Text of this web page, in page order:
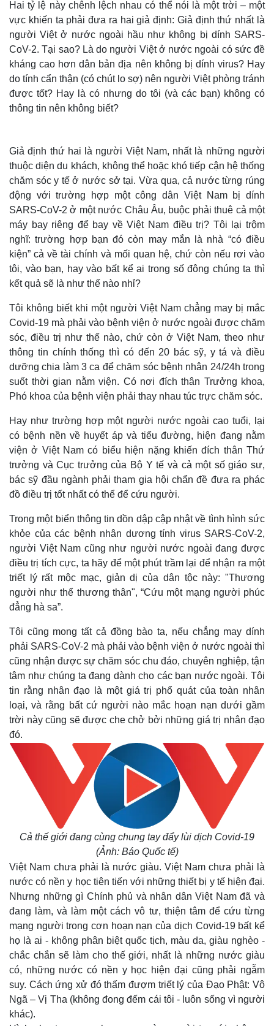
Quan sát
Cuộc sống đó đây
Hồ sơ
Video
Ảnh
E-Magazine
Infographic
Kinh tế
Bất động sản
Khởi nghiệp
Thị trường
Giá vàng
Tiêu dùng
Chứng khoán
Giá cà phê
Pháp luật
Vụ án
Tin nóng
Tư vấn luật
Quân sự - Quốc phòng
Vũ khí
Việt Nam
Phân tích
Hai tỷ lệ này chênh lệch nhau có thể nói là một trời – một
vực khiến ta phải đưa ra hai giả định: Giả định thứ nhất là
người Việt ở nước ngoài hầu như không bị dính SARS-
CoV-2. Tại sao? Là do người Việt ở nước ngoài có sức đề
kháng cao hơn dân bản địa nên không bị dính virus? Hay
do tính cẩn thận (có chút lo sợ) nên người Việt phòng tránh
được tốt? Hay là có nhưng do tôi (và các bạn) không có
thông tin nên không biết?
Giả định thứ hai là người Việt Nam, nhất là những người
thuộc diện du khách, không thể hoặc khó tiếp cận hệ thống
chăm sóc y tế ở nước sở tại. Vừa qua, cả nước từng rúng
động với trường hợp một công dân Việt Nam bị dính
SARS-CoV-2 ở một nước Châu Âu, buộc phải thuê cả một
máy bay riêng để bay về Việt Nam điều trị? Tôi lại trộm
nghĩ: trường hợp bạn đó còn may mắn là nhà “có điều
kiện” cả về tài chính và mối quan hệ, chứ còn nếu rơi vào
tôi, vào bạn, hay vào bất kể ai trong số đông chúng ta thì
kết quả sẽ là như thế nào nhỉ?
Tôi không biết khi một người Việt Nam chẳng may bị mắc
Covid-19 mà phải vào bệnh viện ở nước ngoài được chăm
sóc, điều trị như thế nào, chứ còn ở Việt Nam, theo như
thông tin chính thống thì có đến 20 bác sỹ, y tá và điều
dưỡng chia làm 3 ca để chăm sóc bệnh nhân 24/24h trong
suốt thời gian nằm viện. Có nơi đích thân Trưởng khoa,
Phó khoa của bệnh viện phải thay nhau túc trực chăm sóc.
Hay như trường hợp một người nước ngoài cao tuổi, lại
có bệnh nền về huyết áp và tiểu đường, hiện đang nằm
viện ở Việt Nam có biểu hiện nặng khiến đích thân Thứ
trưởng và Cục trưởng của Bộ Y tế và cả một số giáo sư,
bác sỹ đầu ngành phải tham gia hội chẩn đề đưa ra phác
đồ điều trị tốt nhất có thể để cứu người.
Trong một biển thông tin dồn dập cập nhật về tình hình sức
khỏe của các bệnh nhân dương tính virus SARS-CoV-2,
người Việt Nam cũng như người nước ngoài đang được
điều trị tích cực, ta hãy để một phút trầm lại để nhận ra một
triết lý rất mộc mạc, giản dị của dân tộc này: "Thương
người như thể thương thân", “Cứu một mạng người phúc
đẳng hà sa”.
Tôi cũng mong tất cả đồng bào ta, nếu chẳng may dính
phải SARS-CoV-2 mà phải vào bệnh viện ở nước ngoài thì
cũng nhận được sự chăm sóc chu đáo, chuyên nghiệp, tận
tâm như chúng ta đang dành cho các bạn nước ngoài. Tôi
tin rằng nhân đạo là một giá trị phổ quát của toàn nhân
loại, và rằng bất cứ người nào mắc hoạn nạn dưới gầm
trời này cũng sẽ được che chở bởi những giá trị nhân đạo
đó.
Cả thế giới đang cùng chung tay đẩy lùi dịch Covid-19
(Ảnh: Báo Quốc tế)
Việt Nam chưa phải là nước giàu. Việt Nam chưa phải là
nước có nền y học tiên tiến với những thiết bị y tế hiện đại.
Nhưng những gì Chính phủ và nhân dân Việt Nam đã và
đang làm, và làm một cách vô tư, thiện tâm để cứu từng
mạng người trong cơn hoạn nạn của dịch Covid-19 bất kể
họ là ai - không phân biệt quốc tịch, màu da, giàu nghèo -
chắc chắn sẽ làm cho thế giới, nhất là những nước giàu
có, những nước có nền y học hiện đại cũng phải ngẫm
suy. Cách ứng xử đó thấm đượm triết lý của Đạo Phật: Vô
Ngã – Vị Tha (không đong đếm cái tôi - luôn sống vì người
khác).